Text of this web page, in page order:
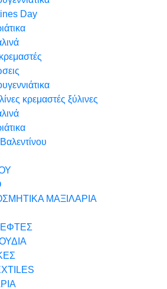
Day
κρεμαστές ξύλινες
ΜΑΞΙΛΑΡΙΑ